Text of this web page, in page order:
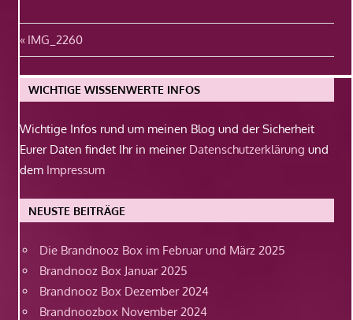
Beitragsnavigation
Vorheriger
Beitrag:
IMG_2260
WICHTIGE WISSENWERTE INFOS
Wichtige Infos rund um meinen Blog und der Sicherheit
Eurer Daten findet Ihr in meiner Datenschutzerklärung und
dem Impressum
NEUSTE BEITRÄGE
Die Brandnooz Box im Februar und März 2025
Brandnooz Box Januar 2025
Brandnooz Box Dezember 2024
Brandnoozbox November 2024